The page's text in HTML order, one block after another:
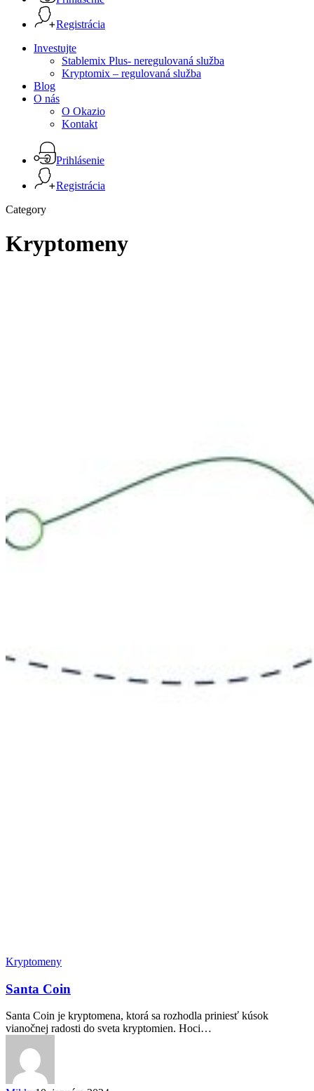
Registrácia
Menu
Investujte
Stablemix Plus- neregulovaná služba
Kryptomix – regulovaná služba
Blog
O nás
O Okazio
Kontakt
Prihlásenie
Registrácia
Category
Kryptomeny
Kryptomeny
Santa Coin
Santa Coin je kryptomena, ktorá sa rozhodla priniesť kúsok
vianočnej radosti do sveta kryptomien. Hoci…